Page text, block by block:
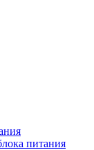
питания